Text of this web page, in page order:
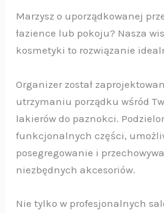
Marzysz o uporządkowanej
łazience lub pokoju? Nasza
kosmetyki to rozwiązanie
Organizer został
utrzymaniu porządku wśród
lakierów do paznokci.
funkcjonalnych części,
posegregowanie i
niezbędnych akcesoriów.
Nie tylko w profesjonalnych